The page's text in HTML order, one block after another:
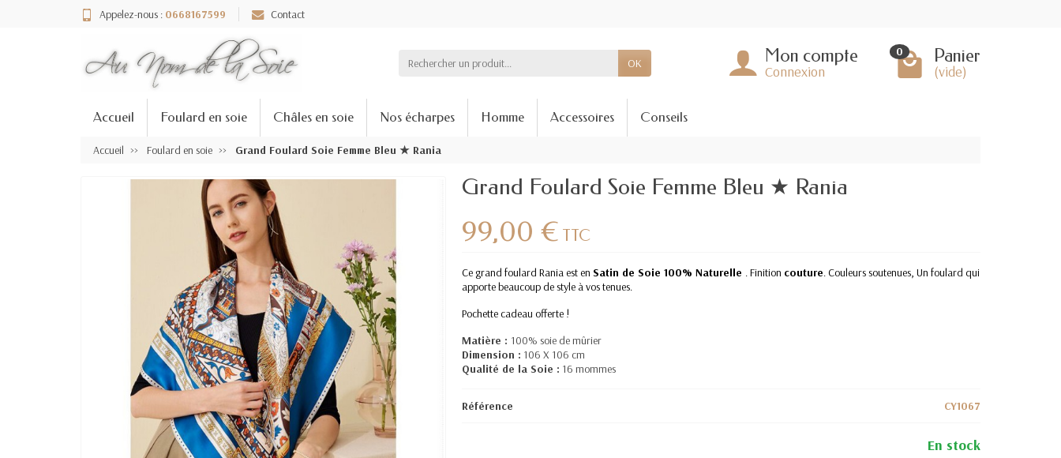
Appelez-nous : 0668167599 Contact
OK Mon compte
Connexion
0 Panier
(vide)
Accueil Foulard en soie Châles en soie Nos écharpes Homme Accessoires Conseils
Accueil Foulard en soie Grand Foulard Soie Femme Bleu ★ Rania
Grand Foulard Soie Femme Bleu ★ Rania
99,00 € TTC
Ce grand foulard Rania est enSatin de Soie 100% Naturelle . Finition couture. Couleurs soutenues, Un foulard qui
apporte beaucoup de style à vos tenues.
Pochette cadeau offerte !
Matière : 100% soie de mûrier
Dimension : 106 X 106 cm
Qualité de la Soie : 16 mommes
Référence CY1067
En stock